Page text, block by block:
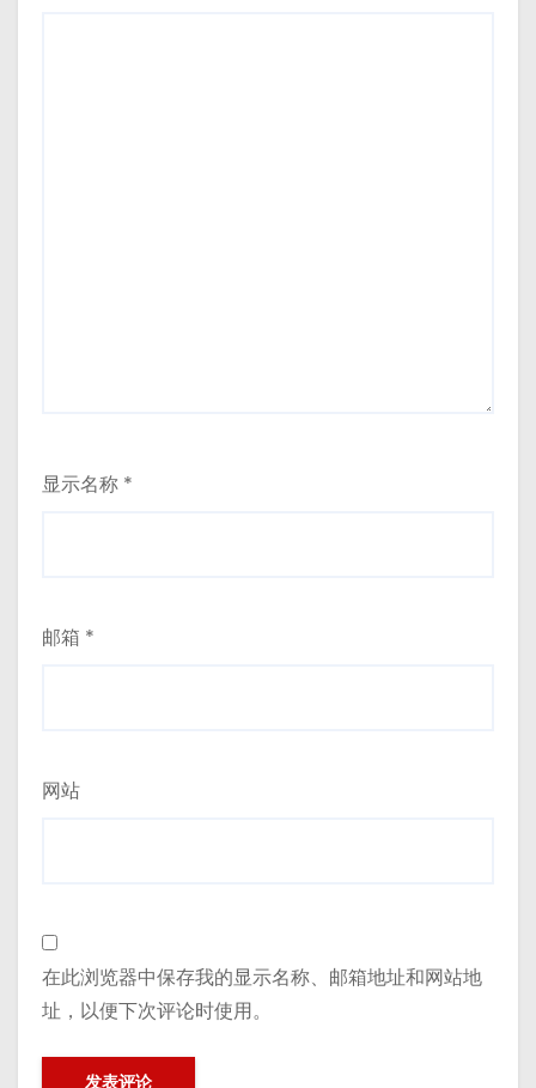
显示名称 *
邮箱 *
网站
在此浏览器中保存我的显示名称、邮箱地址和网站地
址，以便下次评论时使用。